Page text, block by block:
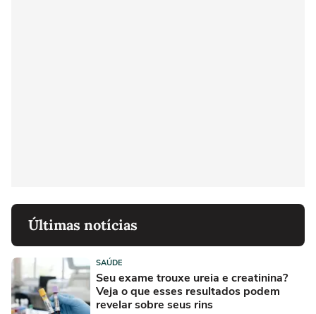
Últimas notícias
SAÚDE
Seu exame trouxe ureia e creatinina?
Veja o que esses resultados podem
revelar sobre seus rins